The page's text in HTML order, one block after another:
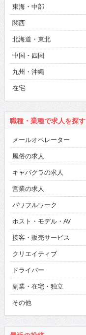
東海・中部
関西
北海道・東北
中国・四国
九州・沖縄
在宅
職種・業種で求人を探す
メールオペレーター
風俗の求人
キャバクラの求人
営業の求人
パワフルワーク
ホスト・モデル・AV
接客・販売サービス
クリエイティブ
ドライバー
副業・在宅・独立
その他